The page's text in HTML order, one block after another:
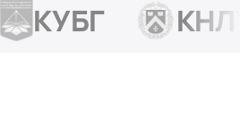
КУБГ КНЛУ